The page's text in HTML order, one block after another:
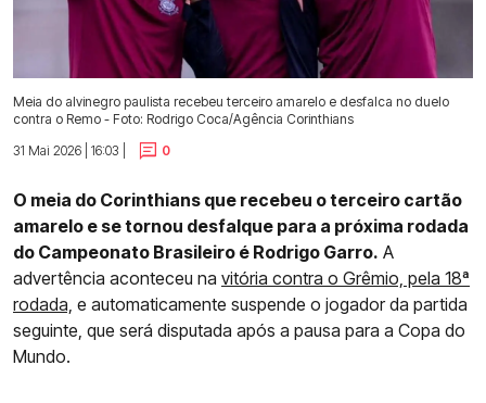
Meia do alvinegro paulista recebeu terceiro amarelo e desfalca no duelo
contra o Remo - Foto: Rodrigo Coca/Agência Corinthians
31 Mai 2026 | 16:03 |
0
O meia do Corinthians que recebeu o terceiro cartão
amarelo e se tornou desfalque para a próxima rodada
do Campeonato Brasileiro é Rodrigo Garro. A
advertência aconteceu na vitória contra o Grêmio, pela 18ª
rodada, e automaticamente suspende o jogador da partida
seguinte, que será disputada após a pausa para a Copa do
Mundo.